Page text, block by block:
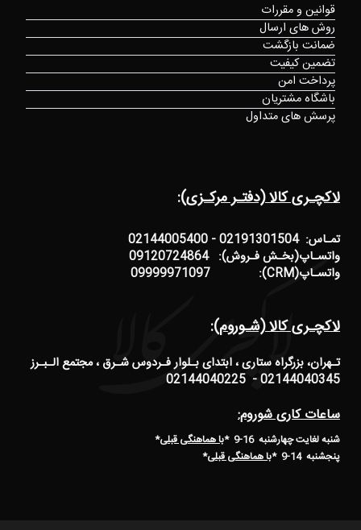
لاکچـری کالا (دفتـر مرکـزی):
تمـاس: 02191301504 - 02144005400
واتسـاپ(بخـش فـروش): 09120724864
واتسـاپ(CRM): 09999971097
لاکچـری کالا (شـوروم):
تـهران، بزرگراه ستاری ، ابتدای بـلوار فـردوس شـرق ، مجتمع الـبـرز
02144040345 - 02144040225
ساعات کاری شوروم:
شنبه لغایت چهارشنبه 16-9 * با هماهنگی قبلی*
پنجشنبه 14-9
*با هماهنگی قبلی*
قوانین و مقررات
روش های ارسال
ضمانت بازگشت
تضمین کیفیت
پرداخت امن
باشگاه مشتریان
پرسش های متداول